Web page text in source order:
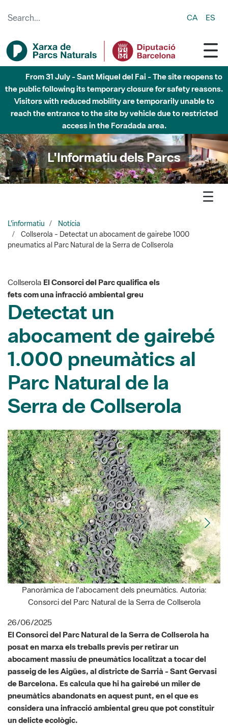
CA ES
Fins al desembre de 2026 - Parc Fluvial Besòs -
Afectacions a la llera del Parc Fluvial del Besòs degut a
obres de construcció d'una passera sobre el riu
L'Informatiu dels Parcs
pneumatics al Parc Natural de la Serra de Collserola
Detectat un
abocament de gairebé
1.000 pneumàtics al
Parc Natural de la
Serra de Collserola
Panoràmica de l'abocament dels pneumàtics. Autoria:
Consorci del Parc Natural de la Serra de Collserola
26/06/2025
posat en marxa els treballs previs per retirar un
abocament massiu de pneumàtics localitzat a tocar del
passeig de les Aigües, al districte de Sarrià - Sant Gervasi
de Barcelona. Es calcula que hi ha gairebé un miler de
pneumàtics abandonats en aquest punt, en el que es
considera una infracció ambiental greu que pot constituir
un delicte ecològic.
L'alerta va arribar el passat 6 de juny a través de veïns de la